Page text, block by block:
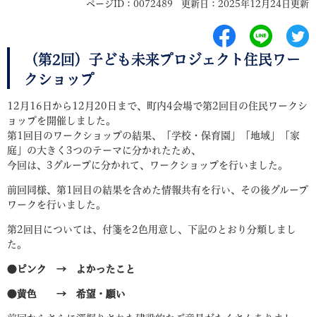
ページID：0072489 更新日：2025年12月24日更新
（第2回）子ども未来プロジェクト住民ワー
クショップ
12月16日から12月20日まで、町内4会場で第2回目の住民ワークシ
ョップを開催しました。
第1回目のワークショップの結果、「学校・保育園」「地域」「家
庭」の大きく3つのテーマに分かれたため、
今回は、3グループに分かれて、ワークショップを行いました。
前回同様、第1回目の結果を含めた情報共有を行い、その後グループ
ワークを行いました。
第2回目については、付箋を2色用意し、下記のとおり分類しまし
た。
●ピンク → よかったこと
●黄色 → 希望・願い